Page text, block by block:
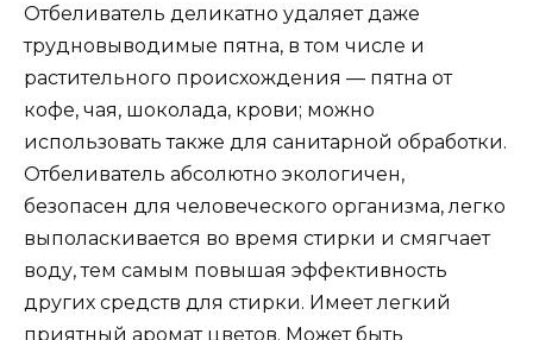
Отбеливатель деликатно удаляет даже
трудновыводимые пятна, в том числе и
растительного происхождения — пятна от
кофе, чая, шоколада, крови; можно
использовать также для санитарной обработки.
Отбеливатель абсолютно экологичен,
безопасен для человеческого организма, легко
выполаскивается во время стирки и смягчает
воду, тем самым повышая эффективность
других средств для стирки. Имеет легкий
приятный аромат цветов. Может быть